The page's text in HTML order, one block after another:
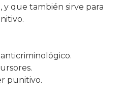
y que también sirve para
punitivo.